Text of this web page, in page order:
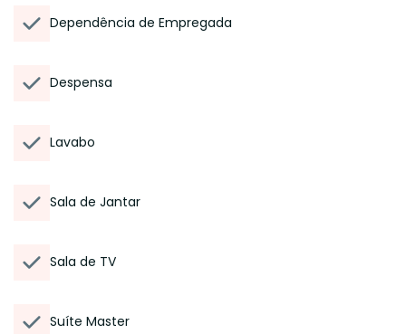
Dependência de Empregada
Despensa
Lavabo
Sala de Jantar
Sala de TV
Suíte Master